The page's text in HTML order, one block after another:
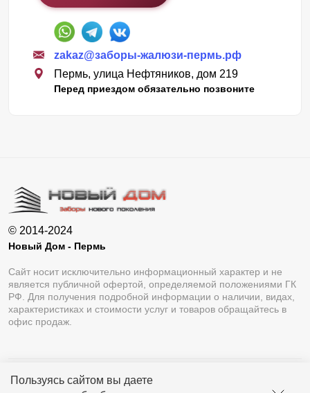
Пользуясь сайтом вы даете
zakaz@заборы-жалюзи-пермь.рф
Пермь, улица Нефтяников, дом 219
Перед приездом обязательно позвоните
© 2014-2024
Новый Дом - Пермь
Сайт носит исключительно информационный характер и не
является публичной офертой, определяемой положениями ГК
РФ. Для получения подробной информации о наличии, видах,
характеристиках и стоимости услуг и товаров обращайтесь в
офис продаж.
Разработка сайтаLukevium